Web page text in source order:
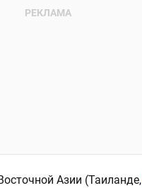
Азии (Таиланде,